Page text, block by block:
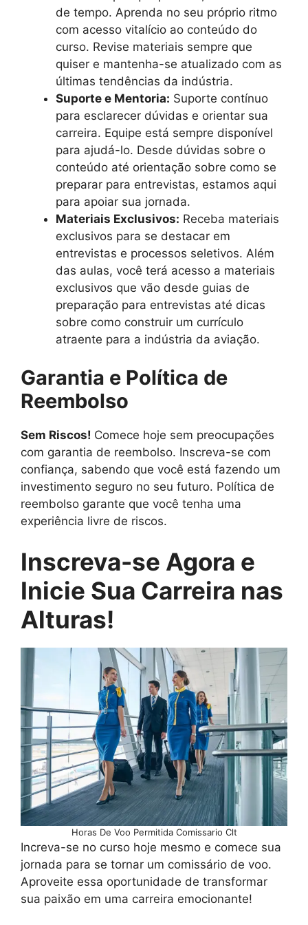
de tempo. Aprenda no seu próprio ritmo
com acesso vitalício ao conteúdo do
curso. Revise materiais sempre que
quiser e mantenha-se atualizado com as
últimas tendências da indústria.
Suporte e Mentoria: Suporte contínuo
para esclarecer dúvidas e orientar sua
carreira. Equipe está sempre disponível
para ajudá-lo. Desde dúvidas sobre o
conteúdo até orientação sobre como se
preparar para entrevistas, estamos aqui
para apoiar sua jornada.
Materiais Exclusivos: Receba materiais
exclusivos para se destacar em
entrevistas e processos seletivos. Além
das aulas, você terá acesso a materiais
exclusivos que vão desde guias de
preparação para entrevistas até dicas
sobre como construir um currículo
atraente para a indústria da aviação.
Garantia e Política de
Reembolso
Sem Riscos! Comece hoje sem preocupações
com garantia de reembolso. Inscreva-se com
confiança, sabendo que você está fazendo um
investimento seguro no seu futuro. Política de
reembolso garante que você tenha uma
experiência livre de riscos.
Inscreva-se Agora e
Inicie Sua Carreira nas
Alturas!
Horas De Voo Permitida Comissario Clt
Increva-se no curso hoje mesmo e comece sua
jornada para se tornar um comissário de voo.
Aproveite essa oportunidade de transformar
sua paixão em uma carreira emocionante!